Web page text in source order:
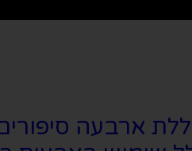
ארבעה